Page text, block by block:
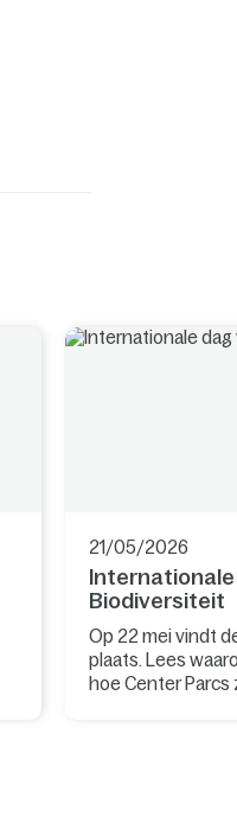
21/05/2026
Biodiversiteit
Op 22 mei vindt
plaats. Lees
hoe Center